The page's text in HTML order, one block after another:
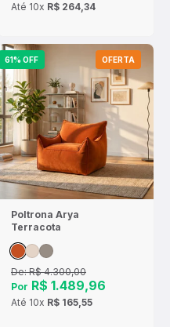
Até 10x R$ 264,34
61% OFF OFERTA
Poltrona Arya
Terracota
De:R$ 4.300,00
Por R$ 1.489,96
Até 10x R$ 165,55